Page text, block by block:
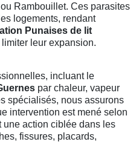
Rambouillet. Ces parasites
logements, rendant
Punaises de lit
leur expansion.
incluant le
par chaleur, vapeur
spécialisés, nous assurons
intervention est mené selon
une action ciblée dans les
fissures, placards,